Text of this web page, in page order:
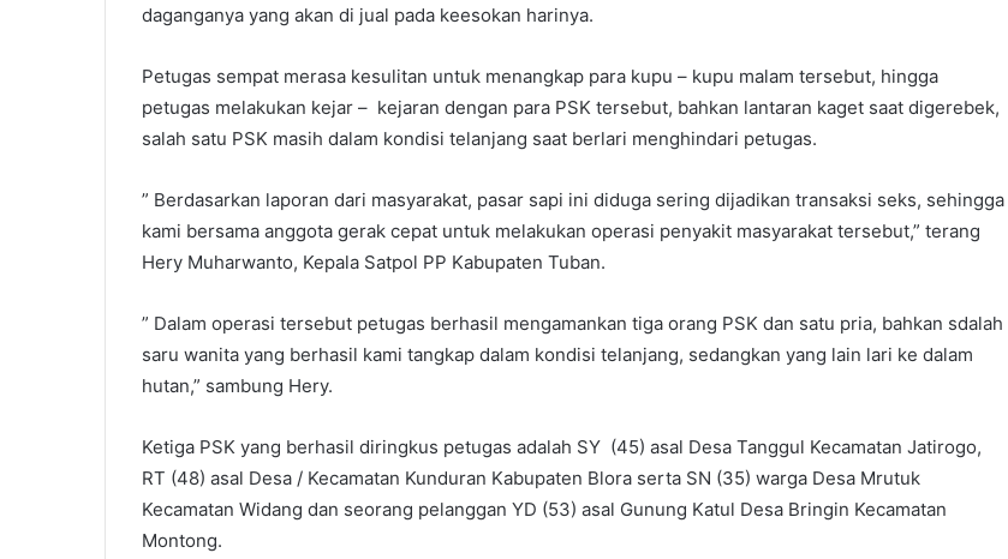
daganganya yang akan di jual pada keesokan harinya.
Petugas sempat merasa kesulitan untuk menangkap para kupu – kupu malam tersebut, hingga
petugas melakukan kejar – kejaran dengan para PSK tersebut, bahkan lantaran kaget saat digerebek,
salah satu PSK masih dalam kondisi telanjang saat berlari menghindari petugas.
” Berdasarkan laporan dari masyarakat, pasar sapi ini diduga sering dijadikan transaksi seks, sehingga
kami bersama anggota gerak cepat untuk melakukan operasi penyakit masyarakat tersebut,” terang
Hery Muharwanto, Kepala Satpol PP Kabupaten Tuban.
” Dalam operasi tersebut petugas berhasil mengamankan tiga orang PSK dan satu pria, bahkan sdalah
saru wanita yang berhasil kami tangkap dalam kondisi telanjang, sedangkan yang lain lari ke dalam
hutan,” sambung Hery.
Ketiga PSK yang berhasil diringkus petugas adalah SY (45) asal Desa Tanggul Kecamatan Jatirogo,
RT (48) asal Desa / Kecamatan Kunduran Kabupaten Blora serta SN (35) warga Desa Mrutuk
Kecamatan Widang dan seorang pelanggan YD (53) asal Gunung Katul Desa Bringin Kecamatan
Montong.